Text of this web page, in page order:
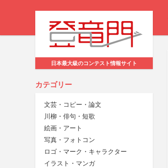
日本最大級のコンテスト情報サイト
カテゴリー
文芸・コピー・論文
川柳・俳句・短歌
絵画・アート
写真・フォトコン
ロゴ・マーク・キャラクター
イラスト・マンガ